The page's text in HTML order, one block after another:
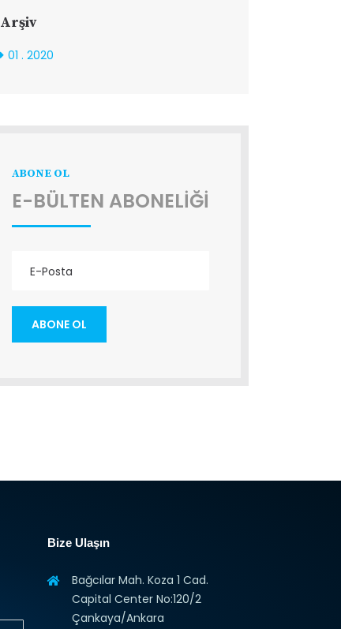
Arşiv
01 . 2020
ABONE OL
E-BÜLTEN ABONELİĞİ
Bize Ulaşın
Bağcılar Mah. Koza 1 Cad.
Capital Center No:120/2
Çankaya/Ankara